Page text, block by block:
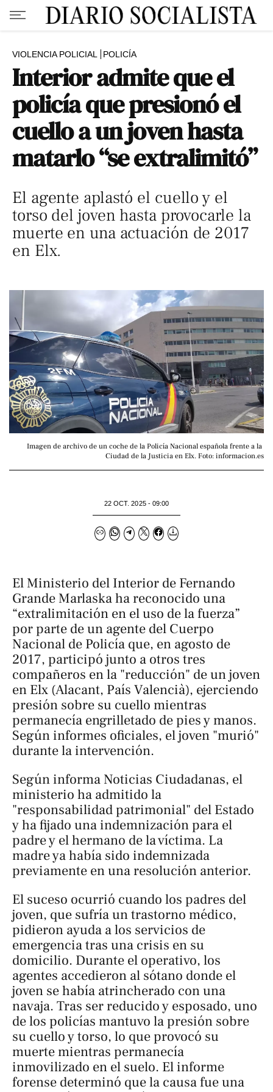
VIOLENCIA POLICIAL POLICÍA
Interior admite que el
policía que presionó el
cuello a un joven hasta
matarlo “se extralimitó”
El agente aplastó el cuello y el
torso del joven hasta provocarle la
muerte en una actuación de 2017
en Elx.
Imagen de archivo de un coche de la Policía Nacional española frente a la
Ciudad de la Justicia en Elx. Foto: informacion.es
22 OCT. 2025 - 09:00
El Ministerio del Interior de Fernando
Grande Marlaska ha reconocido una
“extralimitación en el uso de la fuerza”
por parte de un agente del Cuerpo
Nacional de Policía que, en agosto de
2017, participó junto a otros tres
compañeros en la "reducción" de un joven
en Elx (Alacant, País Valencià), ejerciendo
presión sobre su cuello mientras
permanecía engrilletado de pies y manos.
Según informes oficiales, el joven "murió"
durante la intervención.
Según informa Noticias Ciudadanas, el
ministerio ha admitido la
"responsabilidad patrimonial" del Estado
y ha fijado una indemnización para el
padre y el hermano de la víctima. La
madre ya había sido indemnizada
previamente en una resolución anterior.
El suceso ocurrió cuando los padres del
joven, que sufría un trastorno médico,
pidieron ayuda a los servicios de
emergencia tras una crisis en su
domicilio. Durante el operativo, los
agentes accedieron al sótano donde el
joven se había atrincherado con una
navaja. Tras ser reducido y esposado, uno
de los policías mantuvo la presión sobre
su cuello y torso, lo que provocó su
muerte mientras permanecía
inmovilizado en el suelo. El informe
forense determinó que la causa fue una